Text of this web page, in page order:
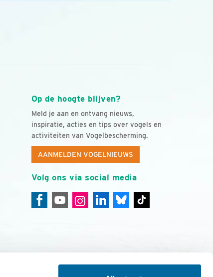
Op de hoogte blijven?
Meld je aan en ontvang nieuws,
inspiratie, acties en tips over vogels en
activiteiten van Vogelbescherming.
AANMELDEN VOGELNIEUWS
Volg ons via social media